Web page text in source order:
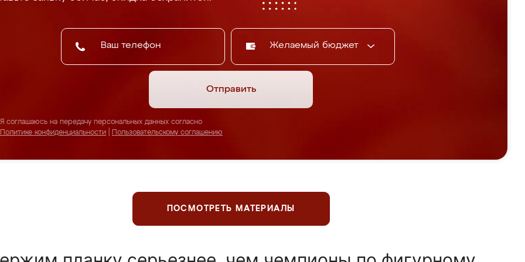
Желаемый бюджет
Отправить
Я соглашаюсь на передачу персональных данных согласно
Политике конфиденциальности
Пользовательскому соглашению
ПОСМОТРЕТЬ МАТЕРИАЛЫ